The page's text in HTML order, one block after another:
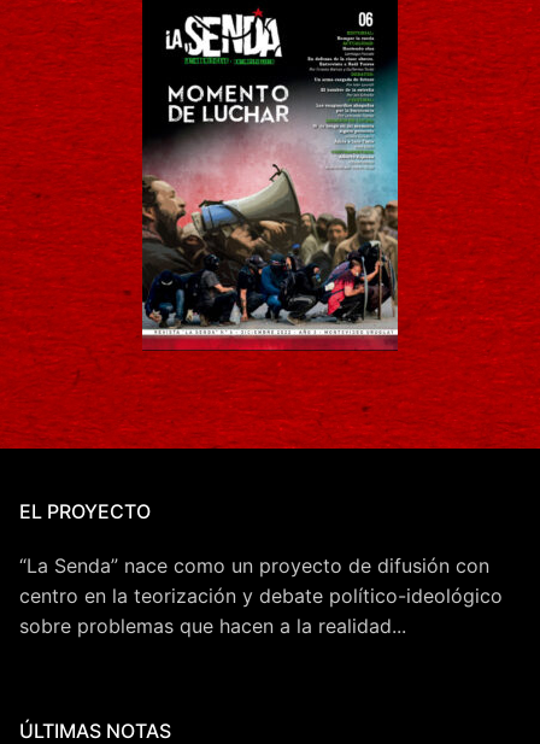
EL PROYECTO
“La Senda” nace como un proyecto de difusión con
centro en la teorización y debate político-ideológico
sobre problemas que hacen a la realidad...
ÚLTIMAS NOTAS